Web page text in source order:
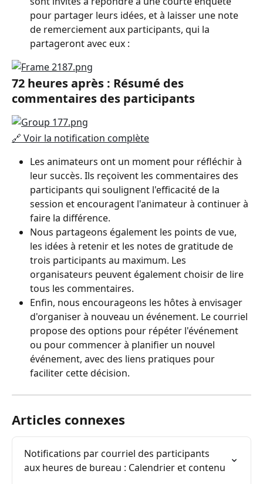
pour partager leurs idées, et à laisser une note
de remerciement aux participants, qui la
partageront avec eux :
72 heures après : Résumé des
commentaires des participants
🔗 Voir la notification complète
Les animateurs ont un moment pour réfléchir à
leur succès. Ils reçoivent les commentaires des
participants qui soulignent l'efficacité de la
session et encouragent l'animateur à continuer à
faire la différence.
Nous partageons également les points de vue,
les idées à retenir et les notes de gratitude de
trois participants au maximum. Les
organisateurs peuvent également choisir de lire
tous les commentaires.
Enfin, nous encourageons les hôtes à envisager
d'organiser à nouveau un événement. Le courriel
propose des options pour répéter l'événement
ou pour commencer à planifier un nouvel
événement, avec des liens pratiques pour
faciliter cette décision.
Articles connexes
Notifications par courriel des participants
aux heures de bureau : Calendrier et contenu